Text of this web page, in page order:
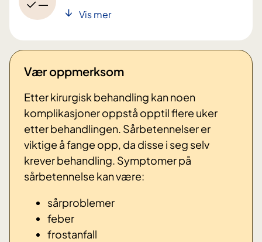
Vis mer
Vær oppmerksom
Etter kirurgisk behandling kan noen
komplikasjoner oppstå opptil flere uker
etter behandlingen. Sårbetennelser er
viktige å fange opp, da disse i seg selv
krever behandling. Symptomer på
sårbetennelse kan være:
sårproblemer
feber
frostanfall